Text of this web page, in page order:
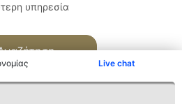
Live chat
υπηρεσία